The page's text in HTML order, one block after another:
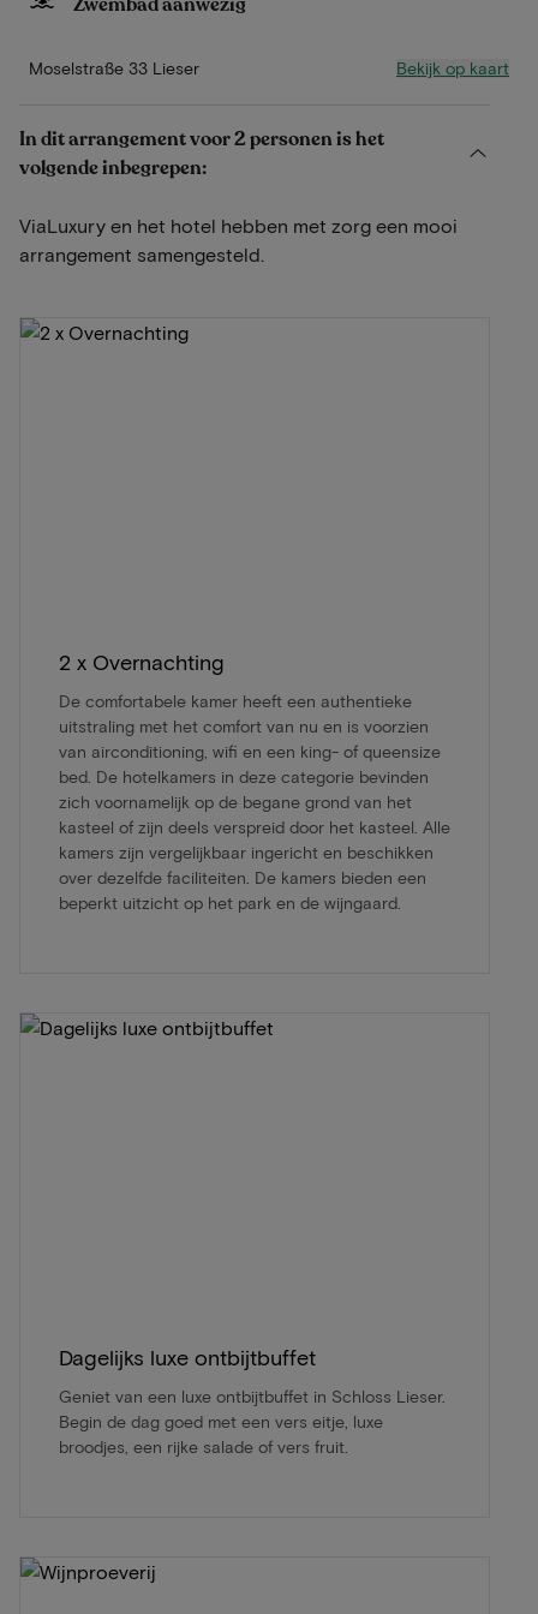
Moselstraße 33 Lieser Bekijk op kaart
In dit arrangement voor 2 personen is het
volgende inbegrepen:
ViaLuxury en het hotel hebben met zorg een mooi
arrangement samengesteld.
2 x Overnachting
De comfortabele kamer heeft een authentieke
uitstraling met het comfort van nu en is voorzien
van airconditioning, wifi en een king- of queensize
bed. De hotelkamers in deze categorie bevinden
zich voornamelijk op de begane grond van het
kasteel of zijn deels verspreid door het kasteel. Alle
kamers zijn vergelijkbaar ingericht en beschikken
over dezelfde faciliteiten. De kamers bieden een
beperkt uitzicht op het park en de wijngaard.
Dagelijks luxe ontbijtbuffet
Geniet van een luxe ontbijtbuffet in Schloss Lieser.
Begin de dag goed met een vers eitje, luxe
broodjes, een rijke salade of vers fruit.